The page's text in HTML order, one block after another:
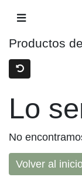
Productos
Lo
No
Volver al